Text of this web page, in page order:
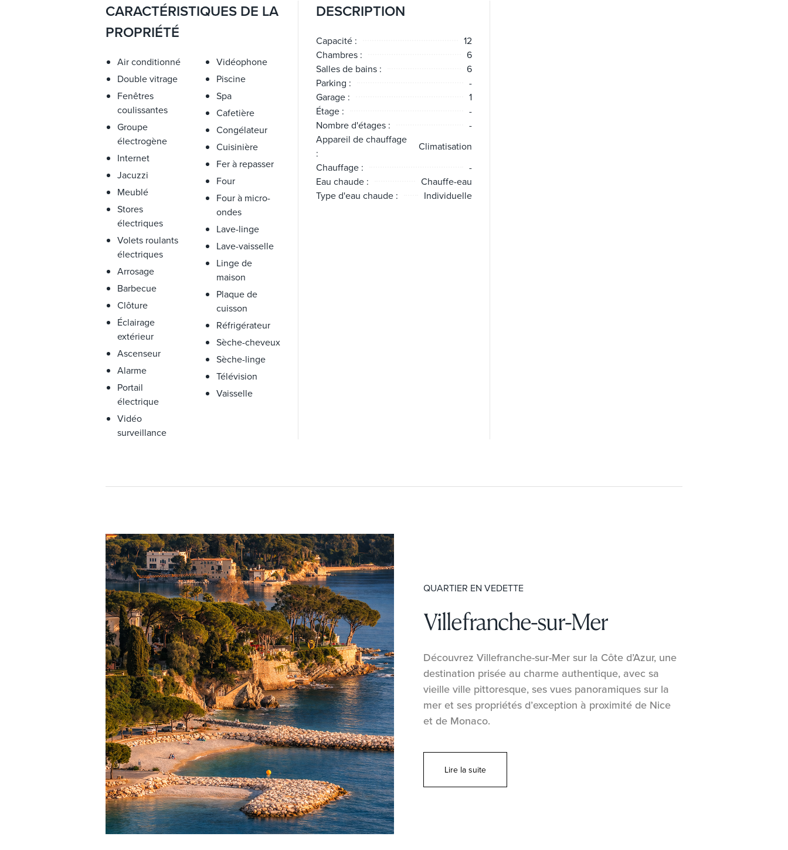
CARACTÉRISTIQUES DE LA
PROPRIÉTÉ
Air conditionné
Double vitrage
Fenêtres
coulissantes
Groupe
électrogène
Internet
Jacuzzi
Meublé
Stores
électriques
Volets roulants
électriques
Arrosage
Barbecue
Clôture
Éclairage
extérieur
Ascenseur
Alarme
Portail
électrique
Vidéo
surveillance
Vidéophone
Piscine
Spa
Cafetière
Congélateur
Cuisinière
Fer à repasser
Four
Four à micro-
ondes
Lave-linge
Lave-vaisselle
Linge de
maison
Plaque de
cuisson
Réfrigérateur
Sèche-cheveux
Sèche-linge
Télévision
Vaisselle
DESCRIPTION
Capacité :
12
Chambres :
6
Salles de bains :
6
Parking :
-
Garage :
1
Étage :
-
Nombre d'étages :
-
Appareil de chauffage
:
Climatisation
Chauffage :
-
Eau chaude :
Chauffe-eau
Type d'eau chaude :
Individuelle
QUARTIER EN VEDETTE
Villefranche-sur-Mer
Découvrez Villefranche-sur-Mer sur la Côte d’Azur, une
destination prisée au charme authentique, avec sa
vieille ville pittoresque, ses vues panoramiques sur la
mer et ses propriétés d’exception à proximité de Nice
et de Monaco.
Lire la suite